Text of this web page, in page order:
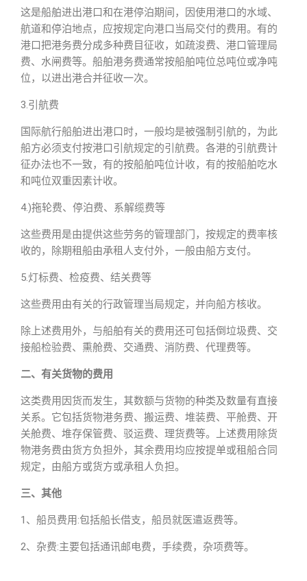
这是船舶进出港口和在港停泊期间，因使用港口的水域、
航道和停泊地点，应按规定向港口当局交付的费用。有的
港口把港务费分成多种费目征收，如疏浚费、港口管理局
费、水闸费等。船舶港务费通常按船舶吨位总吨位或净吨
位，以进出港合并征收一次。
3.引航费
国际航行船舶进出港口时，一般均是被强制引航的，为此
船方必须支付按港口引航规定的引航费。各港的引航费计
征办法也不一致，有的按船舶吨位计收，有的按船舶吃水
和吨位双重因素计收。
4.)拖轮费、停泊费、系解缆费等
这些费用是由提供这些劳务的管理部门，按规定的费率核
收的，除期租船由承租人支付外，一般由船方支付。
5.灯标费、检疫费、结关费等
这些费用由有关的行政管理当局规定，并向船方核收。
除上述费用外，与船舶有关的费用还可包括倒垃圾费、交
接船检验费、熏舱费、交通费、消防费、代理费等。
二、有关货物的费用
这类费用因货而发生，其数额与货物的种类及数量有直接
关系。它包括货物港务费、搬运费、堆装费、平舱费、开
关舱费、堆存保管费、驳运费、理货费等。上述费用除货
物港务费由货方负担外，其余费用均应按提单或租船合同
规定，由船方或货方或承租人负担。
三、其他
1、船员费用:包括船长借支，船员就医遣返费等。
2、杂费:主要包括通讯邮电费，手续费，杂项费等。